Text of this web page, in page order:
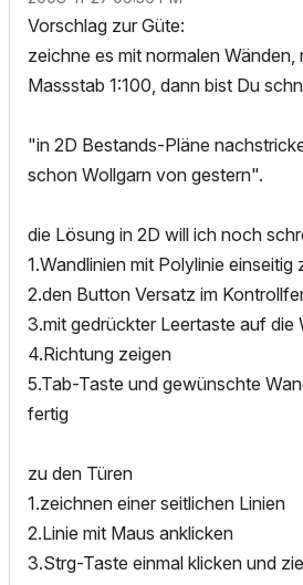
Vorschlag zur Güte:
zeichne es mit normalen Wänden,
Massstab 1:100, dann bist Du
"in 2D Bestands-Pläne
schon Wollgarn von gestern".
die Lösung in 2D will ich noch
1.Wandlinien mit Polylinie einseitig
2.den Button Versatz im
3.mit gedrückter Leertaste auf die
4.Richtung zeigen
5.Tab-Taste und gewünschte
fertig
zu den Türen
1.zeichnen einer seitlichen Linien
2.Linie mit Maus anklicken
3.Strg-Taste einmal klicken und